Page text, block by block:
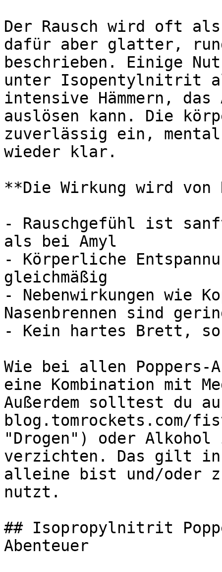
Der Rausch wird oft
dafür aber glatter,
beschrieben. Einige
unter Isopentylnitrit
intensive Hämmern,
auslösen kann. Die
zuverlässig ein,
wieder klar.
**Die Wirkung wird von
- Rauschgefühl ist
als bei Amyl
- Körperliche
gleichmäßig
- Nebenwirkungen wie
Nasenbrennen sind
- Kein hartes Brett,
Wie bei allen
eine Kombination mit
Außerdem solltest du
blog.tomrockets.com/
"Drogen") oder Alkohol
verzichten. Das gilt
alleine bist und/oder
nutzt.
## Isopropylnitrit
Abenteuer